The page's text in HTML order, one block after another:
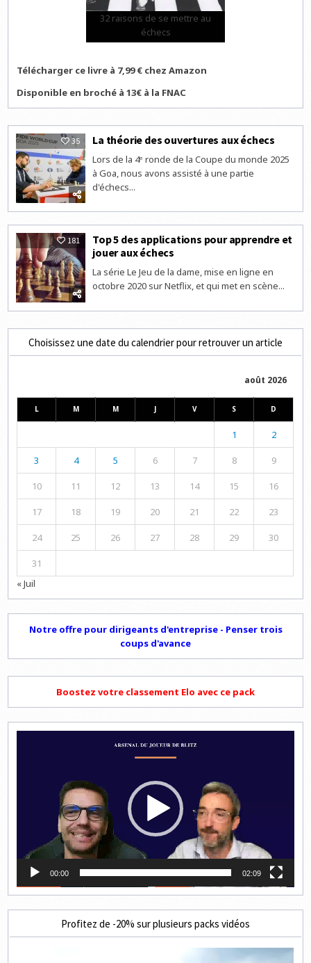
32 raisons de se mettre au
échecs
Télécharger ce livre à 7,99 € chez Amazon
Disponible en broché à 13€ à la FNAC
35 La théorie des ouvertures aux échecs
Lors de la 4ᵉ ronde de la Coupe du monde 2025
à Goa, nous avons assisté à une partie
d'échecs...
181
Top 5 des applications pour apprendre et
jouer aux échecs
La série Le Jeu de la dame, mise en ligne en
octobre 2020 sur Netflix, et qui met en scène...
Choisissez une date du calendrier pour retrouver un article
août 2026
L M M J V S D
1 2
3 4 5 6 7 8 9
10 11 12 13 14 15 16
17 18 19 20 21 22 23
24 25 26 27 28 29 30
31
« Juil
Notre offre pour dirigeants d'entreprise - Penser trois
coups d'avance
Boostez votre classement Elo avec ce pack
00:00 02:09
Profitez de -20% sur plusieurs packs vidéos